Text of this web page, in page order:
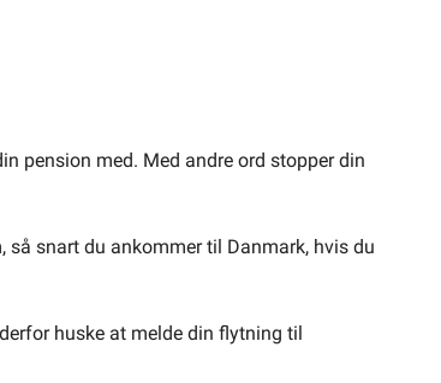
pension med. Med andre ord stopper din
snart du ankommer til Danmark, hvis du
huske at melde din flytning til